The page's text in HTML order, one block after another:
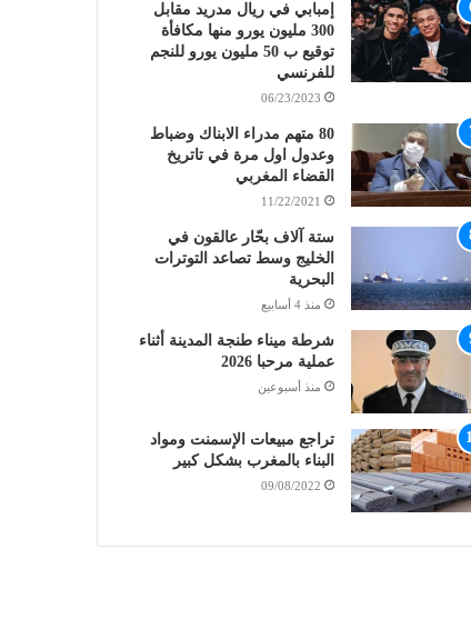
إمبابي في ريال مدريد مقابل
300 مليون يورو منها مكافأة
توقيع ب 50 مليون يورو للنجم
للفرنسي
06/23/2023
80 متهم مدراء الابناك وضباط
وعدول اول مرة في تاتريخ
القضاء المغربي
11/22/2021
ستة آلاف بحّار عالقون في
الخليج وسط تصاعد التوترات
البحرية
منذ 4 أسابيع
شرطة ميناء طنجة المدينة أثناء
عملية مرحبا 2026
منذ أسبوعين
تراجع مبيعات الإسمنت ومواد
البناء بالمغرب بشكل كبير
09/08/2022